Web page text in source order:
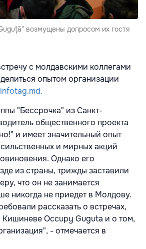
возмущены допросом их гостя
с молдавскими коллегами
опытом организации
infotag.md.
"Бессрочка" из Санкт-
общественного проекта
и имеет значительный опыт
и мирных акций
Однако его
из страны, трижды заставили
что он не занимается
никогда не приедет в Молдову.
рассказать о встречах,
Кишиневе Occupy Guguta и о том,
- отмечается в